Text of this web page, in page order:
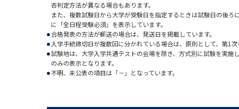
否判定方法が異なる場合もあります。
また、複数試験日から大学が受験日を指定するときは試験日の後
に「全日程受験必須」を表示しています。
合格発表の方法が郵送の場合は、発送日を掲載しています。
入学手続締切日が複数回に分かれている場合は、原則として、第1次
試験地は、大学入学共通テストの会場を除き、方式別に試験を実
のみの表示となります。
不明、未公表の項目は「－」となっています。